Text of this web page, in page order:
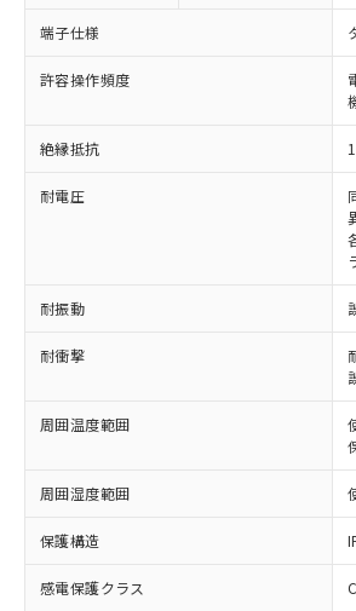
端子仕様
許容操作頻度
絶縁抵抗
耐電圧
耐振動
耐衝撃
周囲温度範囲
周囲湿度範囲
保護構造
感電保護クラス
以下の条件をお読みいただき、
本サービスは、当社制御
商品の当社在庫状況およ
(税抜)を提供させていた
当社制御機器事業取扱商
本サービスの対象外とな
在庫状況および標準価格
記載している更新日時点で
タに基づき作成されるも
覧された時点での実際の在
※1 対応状況
対応済み：EU RoHS指令（
非含有に対応した製品が提供可
す。
対応予定：EU RoHS指令（10
有に対応した製品に切り替える
対応予定なし：EU RoHS指令
調査・確認中：EU RoHS指令
非含有の対応状況を調査中また
非該当品：ライセンス料など無
害物質有無と関係のない商品で
仕入先様の事情により、非含有
いたものが、含有品と判明した
むを得ず変更することがありま
ミウム(Cd) 100ppm以下、
「○」：最大均質材料含有率が
基準値以下であることを示しま
「×」：最大均質材料含有率が
基準値を超えていることを示し
「－」：未確認です。当社販売
*中国RoHS10物質の基準値 (GB/T26572)
Pb(鉛) :1000ppm、 Hg(水銀) : 1000ppm
当社は、これら貴社製品
為替および外国貿易法に
（以下｢規制貨物等」とい
または国外への提供する
国政府の輸出許可(または役
号